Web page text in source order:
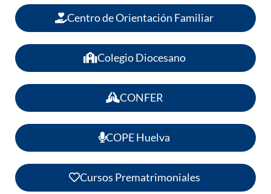
Centro de Orientación Familiar
Colegio Diocesano
CONFER
COPE Huelva
Cursos Prematrimoniales